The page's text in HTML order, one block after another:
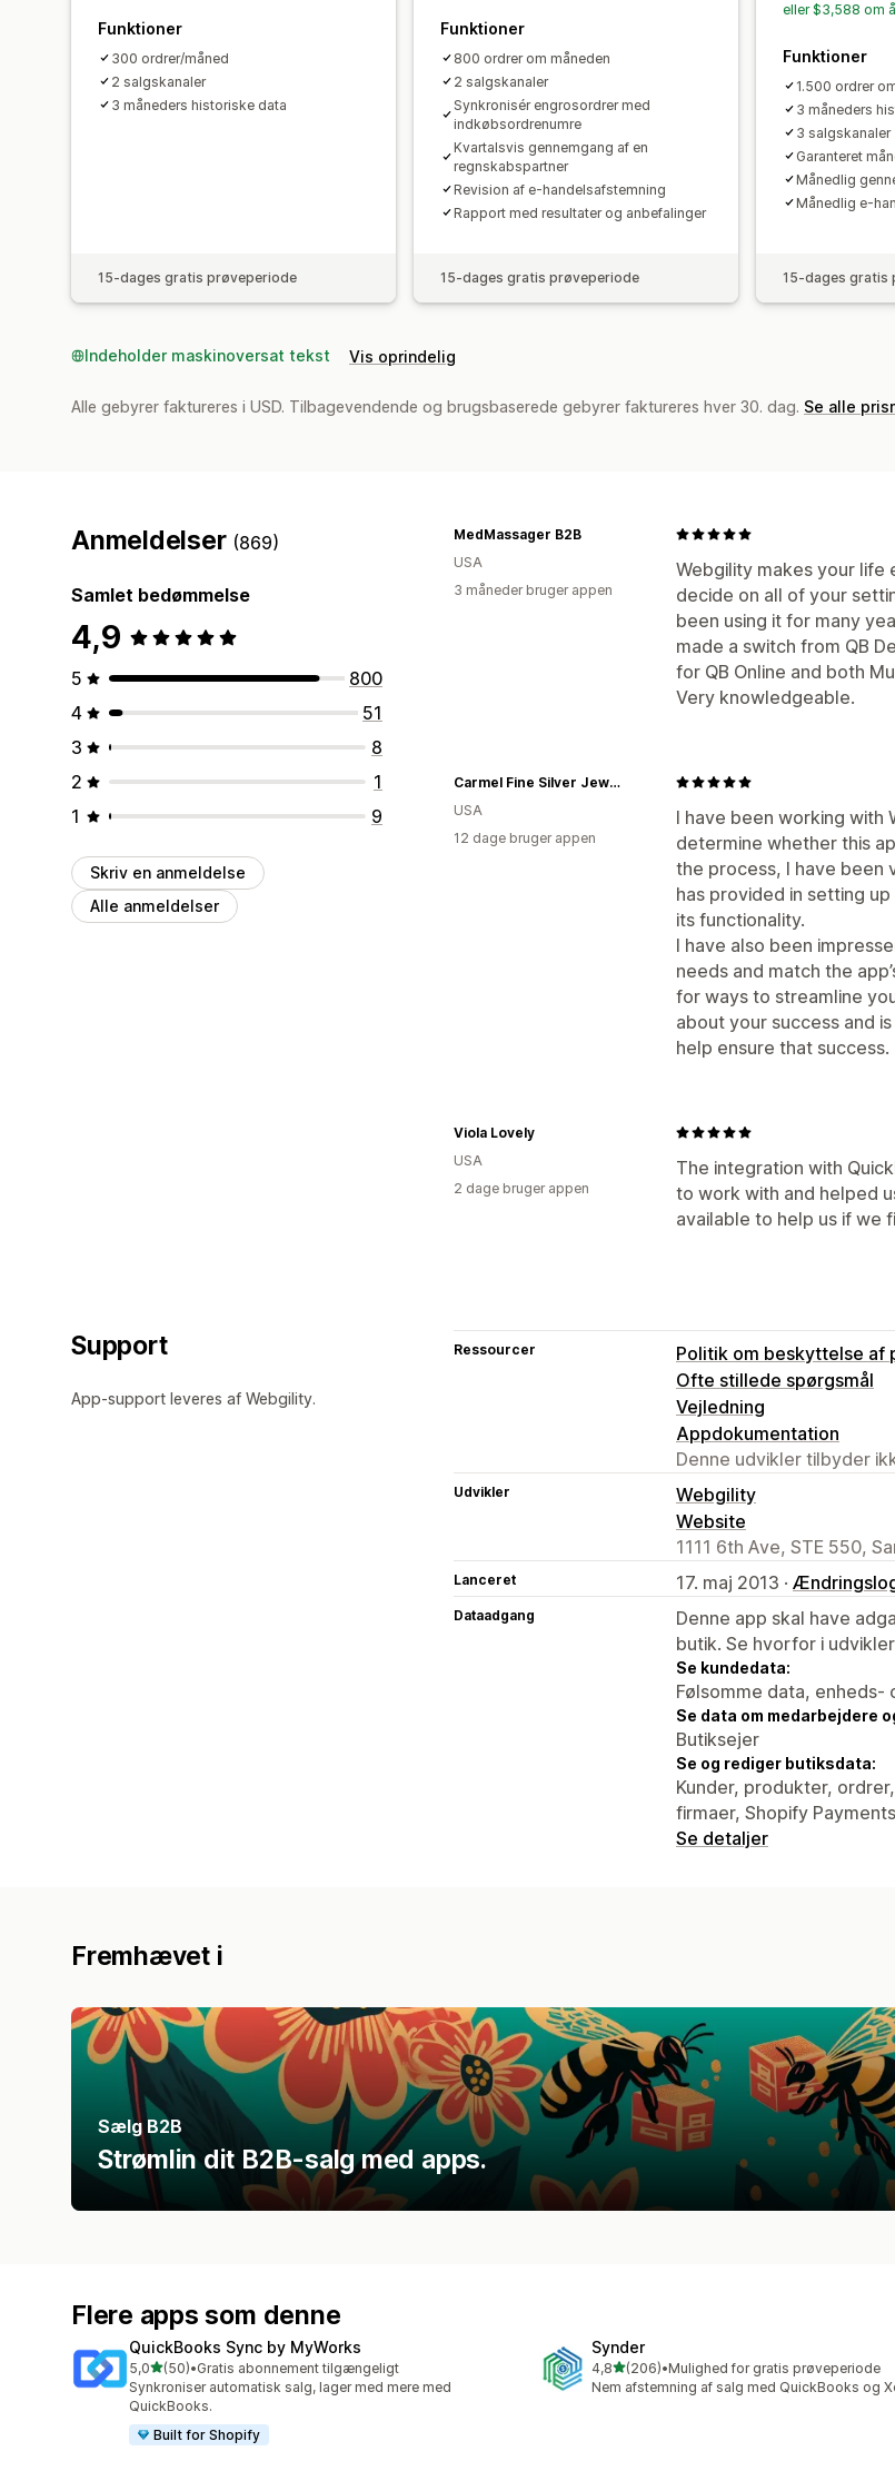
Funktioner
300 ordrer/måned
2 salgskanaler
3 måneders historiske data
15-dages gratis prøveperiode
Funktioner
800 ordrer om måneden
2 salgskanaler
Synkronisér engrosordrer med
indkøbsordrenumre
Kvartalsvis gennemgang af en
regnskabspartner
Revision af e-handelsafstemning
Rapport med resultater og anbefalinger
15-dages gratis prøveperiode
eller $3,588 om
Funktioner
1.500 ordrer
3 måneders
3 salgskanaler
Garanteret
Månedlig
Månedlig e-
15-dages gratis
Indeholder maskinoversat tekst Vis oprindelig
Alle gebyrer faktureres i USD. Tilbagevendende og brugsbaserede gebyrer faktureres hver 30. dag. Se alle
Anmeldelser (869)
Samlet bedømmelse
4,9
5
800
4
51
3
8
2
1
1
9
Skriv en anmeldelse
Alle anmeldelser
Webgility makes your life
decide on all of your
been using it for many
made a switch from QB
for QB Online and both
Very knowledgeable.
MedMassager B2B
USA
3 måneder bruger appen
I have been working with
determine whether this
the process, I have been
has provided in setting
its functionality.
I have also been
needs and match the
for ways to streamline
about your success and
help ensure that success.
Carmel Fine Silver Jewelry
USA
12 dage bruger appen
The integration with
to work with and helped
available to help us if we
Viola Lovely
USA
2 dage bruger appen
Support
App-support leveres af Webgility.
Ressourcer
Politik om beskyttelse af
Ofte stillede spørgsmål
Vejledning
Appdokumentation
Denne udvikler tilbyder
Udvikler
Webgility
Website
1111 6th Ave, STE 550,
Lanceret 17. maj 2013 ·
Dataadgang
Denne app skal have
butik. Se hvorfor i
Se kundedata:
Følsomme data, enheds-
Se data om medarbejdere
Butiksejer
Se og rediger butiksdata:
Kunder, produkter,
firmaer, Shopify
Se detaljer
Fremhævet i
Sælg B2B
Strømlin dit B2B-salg med apps.
Flere apps som denne
QuickBooks Sync by MyWorks
5,0ud af 5 stjerner
(50)
50 anmeldelser i alt
•Gratis abonnement tilgængeligt
Synkroniser automatisk salg, lager med mere med
QuickBooks.
Built for Shopify
Synder
4,8ud af 5 stjerner
(206)
206 anmeldelser i alt
•Mulighed for gratis prøveperiode
Nem afstemning af salg med QuickBooks og